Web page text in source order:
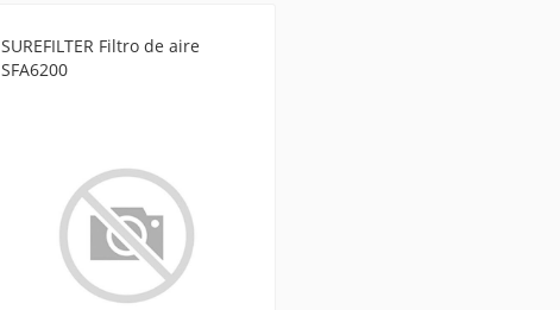
SUREFILTER Filtro de aire
SFA6200